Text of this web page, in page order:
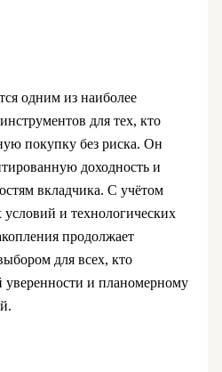
одним из наиболее
для тех, кто
покупку без риска. Он
доходность и
вкладчика. С учётом
и технологических
продолжает
для всех, кто
уверенности и планомерному